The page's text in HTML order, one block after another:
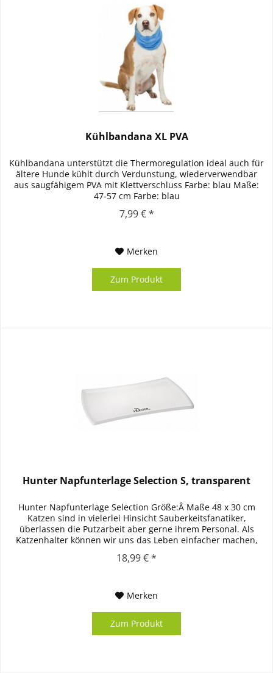
Kühlbandana XL PVA
Kühlbandana unterstützt die Thermoregulation ideal auch für
ältere Hunde kühlt durch Verdunstung, wiederverwendbar
aus saugfähigem PVA mit Klettverschluss Farbe: blau Maße:
47-57 cm Farbe: blau
7,99 € *
Merken
Zum Produkt
Hunter Napfunterlage Selection S, transparent
Hunter Napfunterlage Selection Größe:Â Maße 48 x 30 cm
Katzen sind in vielerlei Hinsicht Sauberkeitsfanatiker,
überlassen die Putzarbeit aber gerne ihrem Personal. Als
Katzenhalter können wir uns das Leben einfacher machen,
18,99 € *
Merken
Zum Produkt